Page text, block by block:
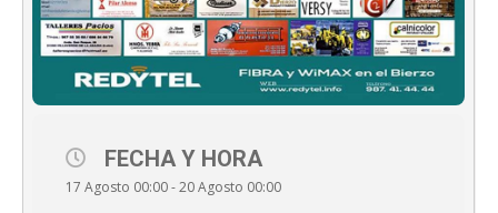
FECHA Y HORA
17 Agosto 00:00 - 20 Agosto 00:00